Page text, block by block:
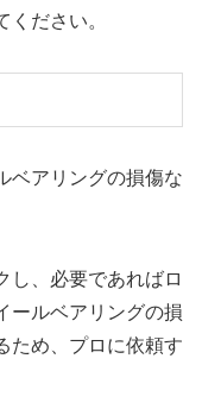
ださい。
ベアリングの損傷な
し、必要であればロ
ールベアリングの損
ため、プロに依頼す